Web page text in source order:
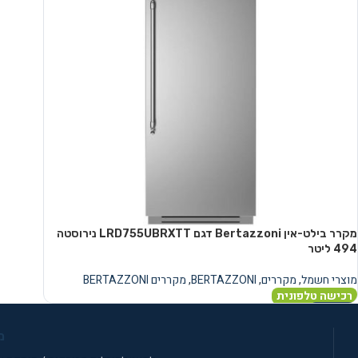
מקרר בילט-אין Bertazzoni דגם LRD755UBRXTT נירוסטה
מוצרי חשמל,מקררים,
BERTAZZONI
,מקררים BERTAZZONI
רכישה טלפונית